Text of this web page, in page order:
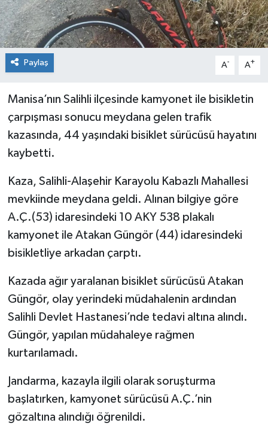
Paylaş A- A+
Manisa’nın Salihli ilçesinde kamyonet ile bisikletin
çarpışması sonucu meydana gelen trafik
kazasında, 44 yaşındaki bisiklet sürücüsü hayatını
kaybetti.
Kaza, Salihli-Alaşehir Karayolu Kabazlı Mahallesi
mevkiinde meydana geldi. Alınan bilgiye göre
A.Ç.(53) idaresindeki 10 AKY 538 plakalı
kamyonet ile Atakan Güngör (44) idaresindeki
bisikletliye arkadan çarptı.
Kazada ağır yaralanan bisiklet sürücüsü Atakan
Güngör, olay yerindeki müdahalenin ardından
Salihli Devlet Hastanesi’nde tedavi altına alındı.
Güngör, yapılan müdahaleye rağmen
kurtarılamadı.
Jandarma, kazayla ilgili olarak soruşturma
başlatırken, kamyonet sürücüsü A.Ç.’nin
gözaltına alındığı öğrenildi.